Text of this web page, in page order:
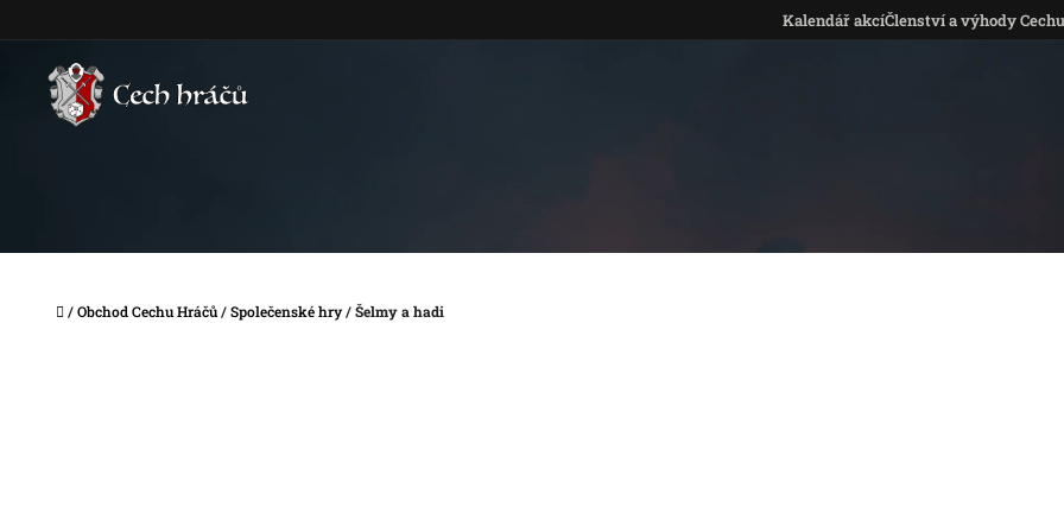
Kalendář akcíČlenství a výhody Cechu
Domů
/Obchod Cechu Hráčů/Společenské hry/Šelmy a hadi